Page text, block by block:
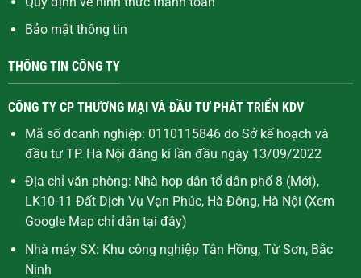
Bảo mật thông tin
THÔNG TIN CÔNG TY
CÔNG TY CP THƯƠNG MẠI VÀ ĐẦU TƯ PHÁT TRIỂN KDV
Mã số doanh nghiệp: 0110115846 do Sở kế hoạch và
đầu tư TP. Hà Nội đăng kí lần đầu ngày 13/09/2022
Địa chỉ văn phòng: Nhà họp dân tổ dân phố 8 (Mới),
LK10-11 Đất Dịch Vụ Vạn Phúc, Hà Đông, Hà Nội (Xem
Google Map chỉ dẫn tại đây)
Nhà máy SX: Khu công nghiệp Tân Hồng, Từ Sơn, Bắc
Ninh